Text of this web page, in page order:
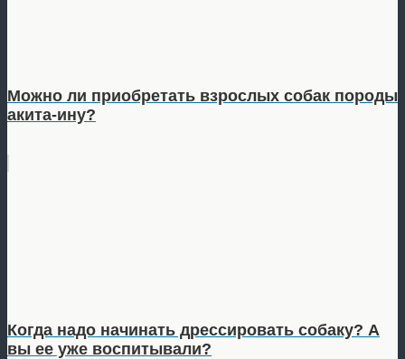
Можно ли приобретать взрослых собак породы
акита-ину?
Когда надо начинать дрессировать собаку? А
вы ее уже воспитывали?